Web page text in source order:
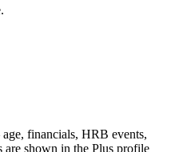
financials, HRB events,
are shown in the Plus profile